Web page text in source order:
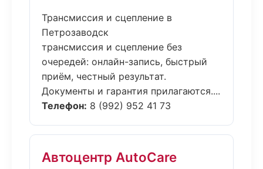
Трансмиссия и сцепление в
Петрозаводск
трансмиссия и сцепление без
очередей: онлайн-запись, быстрый
приём, честный результат.
Документы и гарантия прилагаются....
Телефон: 8 (992) 952 41 73
Автоцентр AutoCare